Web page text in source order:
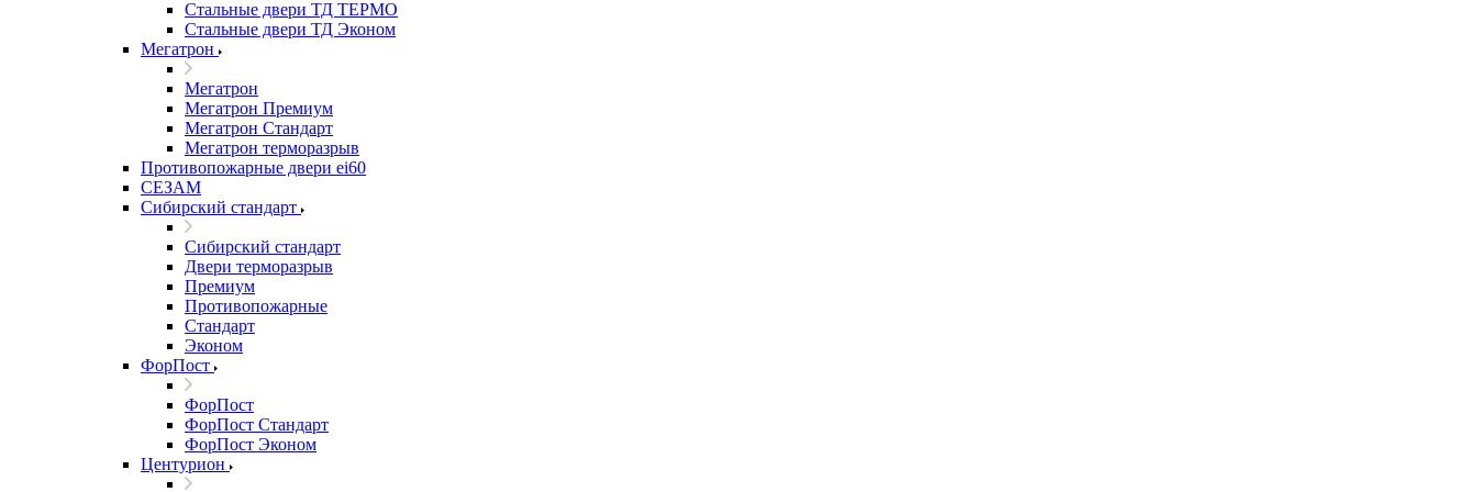
Стальные двери ТД ТЕРМО
Стальные двери ТД Эконом
Мегатрон
Мегатрон
Мегатрон Премиум
Мегатрон Стандарт
Мегатрон терморазрыв
Противопожарные двери ei60
СЕЗАМ
Сибирский стандарт
Сибирский стандарт
Двери терморазрыв
Премиум
Противопожарные
Стандарт
Эконом
ФорПост
ФорПост
ФорПост Стандарт
ФорПост Эконом
Центурион